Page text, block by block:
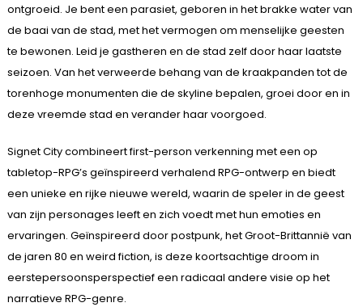
ontgroeid. Je bent een parasiet, geboren in het brakke water van
de baai van de stad, met het vermogen om menselijke geesten
te bewonen. Leid je gastheren en de stad zelf door haar laatste
seizoen. Van het verweerde behang van de kraakpanden tot de
torenhoge monumenten die de skyline bepalen, groei door en in
deze vreemde stad en verander haar voorgoed.
Signet City combineert first-person verkenning met een op
tabletop-RPG’s geïnspireerd verhalend RPG-ontwerp en biedt
een unieke en rijke nieuwe wereld, waarin de speler in de geest
van zijn personages leeft en zich voedt met hun emoties en
ervaringen. Geïnspireerd door postpunk, het Groot-Brittannië van
de jaren 80 en weird fiction, is deze koortsachtige droom in
eerstepersoonsperspectief een radicaal andere visie op het
narratieve RPG-genre.